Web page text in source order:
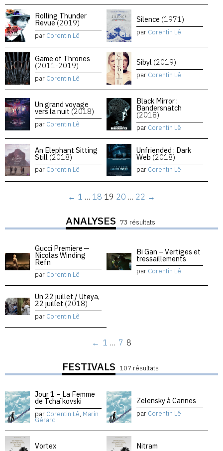
Rolling Thunder
Revue(2019)
par Corentin Lê
Silence (1971)
par Corentin Lê
Game of Thrones
(2011-2019)
par Corentin Lê
Sibyl (2019)
par Corentin Lê
Un grand voyage
vers la nuit (2018)
par Corentin Lê
Black Mirror :
Bandersnatch
(2018)
par Corentin Lê
An Elephant Sitting
Still (2018)
par Corentin Lê
Unfriended : Dark
Web (2018)
par Corentin Lê
← 1 … 18 19 20 … 22 →
ANALYSES 73 résultats
Gucci Premiere —
Nicolas Winding
Refn
par Corentin Lê
Bi Gan – Vertiges et
tressaillements
par Corentin Lê
Un 22 juillet / Utøya,
22 juillet (2018)
par Corentin Lê
← 1 … 7 8
FESTIVALS 107 résultats
Jour 1 – La Femme
de Tchaïkovski
par Corentin Lê, Marin
Gérard
Zelensky à Cannes
par Corentin Lê
Vortex Nitram